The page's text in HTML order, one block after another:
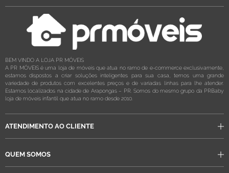
BEM VINDO A LOJA PR MÓVEIS
A PR MÓVEIS é uma loja de móveis que atua no ramo de e-commerce exclusivamente,
estamos dispostos a criar soluções inteligentes para sua casa, temos uma grande
variedade de produtos com excelentes preços e de variadas linhas para lhe atender.
Estamos localizados na cidade de Arapongas – PR. Somos do mesmo grupo da PRBaby
loja de móveis infantil que atua no ramo desde 2010.
ATENDIMENTO AO CLIENTE
QUEM SOMOS